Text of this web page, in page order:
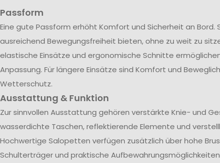
Passform
Eine gute Passform erhöht Komfort und Sicherheit an Bord.
ausreichend Bewegungsfreiheit bieten, ohne zu weit zu
elastische Einsätze und ergonomische Schnitte
Anpassung. Für längere Einsätze sind Komfort und
Wetterschutz.
Ausstattung & Funktion
Zur sinnvollen Ausstattung gehören verstärkte Knie- und
wasserdichte Taschen, reflektierende Elemente und
Hochwertige Salopetten verfügen zusätzlich über hohe
Schulterträger und praktische